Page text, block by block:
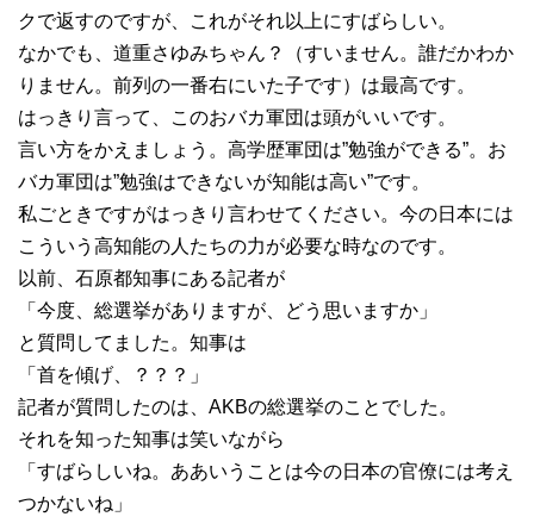
クで返すのですが、これがそれ以上にすばらしい。
なかでも、道重さゆみちゃん？（すいません。誰だかわか
りません。前列の一番右にいた子です）は最高です。
はっきり言って、このおバカ軍団は頭がいいです。
言い方をかえましょう。高学歴軍団は”勉強ができる”。お
バカ軍団は”勉強はできないが知能は高い”です。
私ごときですがはっきり言わせてください。今の日本には
こういう高知能の人たちの力が必要な時なのです。
以前、石原都知事にある記者が
「今度、総選挙がありますが、どう思いますか」
と質問してました。知事は
「首を傾げ、？？？」
記者が質問したのは、AKBの総選挙のことでした。
それを知った知事は笑いながら
「すばらしいね。ああいうことは今の日本の官僚には考え
つかないね」